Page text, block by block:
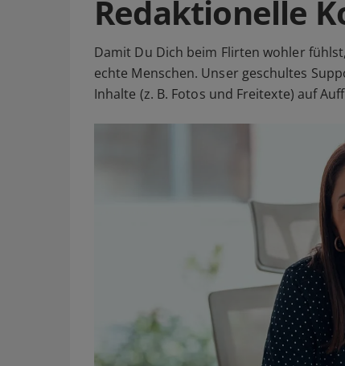
Redaktionelle
Damit Du Dich beim Flirten wohler
echte Menschen. Unser geschultes
Inhalte (z. B. Fotos und Freitexte) auf